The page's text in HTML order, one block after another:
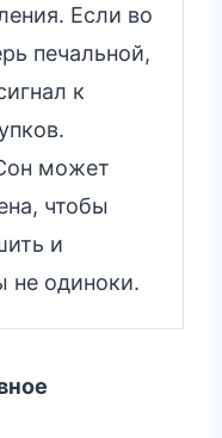
Если во
печальной,
к
может
чтобы
и
не одиноки.